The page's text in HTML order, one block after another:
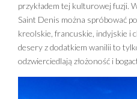
przykładem tej kulturowej fuzji.
Saint Denis można spróbować
kreolskie, francuskie, indyjskie i
desery z dodatkiem wanilii to
odzwierciedlają złożoność i